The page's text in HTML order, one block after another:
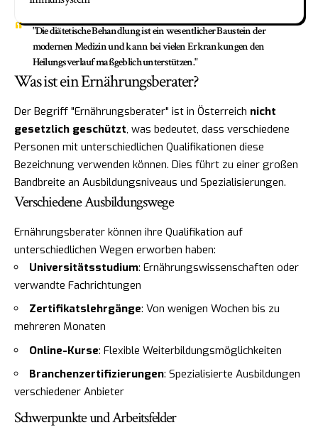
"Die diätetische Behandlung ist ein wesentlicher Baustein der
modernen Medizin und kann bei vielen Erkrankungen den
Heilungsverlauf maßgeblich unterstützen."
Was ist ein Ernährungsberater?
Der Begriff "Ernährungsberater" ist in Österreich nicht
gesetzlich geschützt, was bedeutet, dass verschiedene
Personen mit unterschiedlichen Qualifikationen diese
Bezeichnung verwenden können. Dies führt zu einer großen
Bandbreite an Ausbildungsniveaus und Spezialisierungen.
Verschiedene Ausbildungswege
Ernährungsberater können ihre Qualifikation auf
unterschiedlichen Wegen erworben haben:
Universitätsstudium: Ernährungswissenschaften oder
verwandte Fachrichtungen
Zertifikatslehrgänge: Von wenigen Wochen bis zu
mehreren Monaten
Online-Kurse: Flexible Weiterbildungsmöglichkeiten
Branchenzertifizierungen: Spezialisierte Ausbildungen
verschiedener Anbieter
Schwerpunkte und Arbeitsfelder